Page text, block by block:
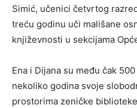
Simić, učenici četvrtog
treću godinu uči mališane
književnosti u sekcijama
Ena i Dijana su među čak
nekoliko godina svoje
prostorima zeničke